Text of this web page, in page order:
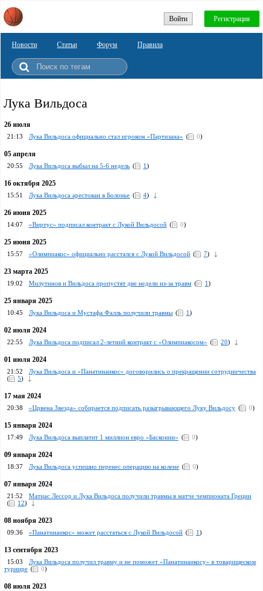
Войти Регистрация
Новости Статьи Форум Правила
Лука Вильдоса
26 июля
21:13 Лука Вильдоса официально стал игроком «Партизана» ( 0)
05 апреля
20:55 Лука Вильдоса выбыл на 5-6 недель ( 1)
16 октября 2025
15:51 Лука Вильдоса арестован в Болонье ( 4)
26 июня 2025
14:07 «Виртус» подписал контракт с Лукой Вильдосой ( 0)
25 июня 2025
15:57 «Олимпиакос» официально расстался с Лукой Вильдосой ( 7)
23 марта 2025
19:02 Милутинов и Вильдоса пропустят две недели из-за травм ( 1)
25 января 2025
10:45 Лука Вильдоса и Мустафа Фалль получили травмы ( 1)
02 июля 2024
22:55 Лука Вильдоса подписал 2-летний контракт с «Олимпиакосом» ( 20)
01 июля 2024
21:52
Лука Вильдоса и «Панатинаикос» договорились о прекращении сотрудничества
(
5)
17 мая 2024
20:38 «Црвена Звезда» собирается подписать разыгрывающего Луку Вильдосу ( 0)
15 января 2024
17:49 Лука Вильдоса выплатит 1 миллион евро «Басконии» ( 0)
09 января 2024
18:37 Лука Вильдоса успешно перенес операцию на колене ( 0)
07 января 2024
21:52
Матиас Лессор и Лука Вильдоса получили травмы в матче чемпионата Греции
(
12)
08 ноября 2023
09:36 «Панатинаикос» может расстаться с Лукой Вильдосой ( 1)
13 сентября 2023
15:03
Лука Вильдоса получил травму и не поможет «Панатинаикосу» в товарищеском
турнире ( 0)
08 июля 2023